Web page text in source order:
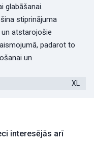
glabāšanai.
stiprinājuma
atstarojošie
padarot to
un
XL
interesējās arī